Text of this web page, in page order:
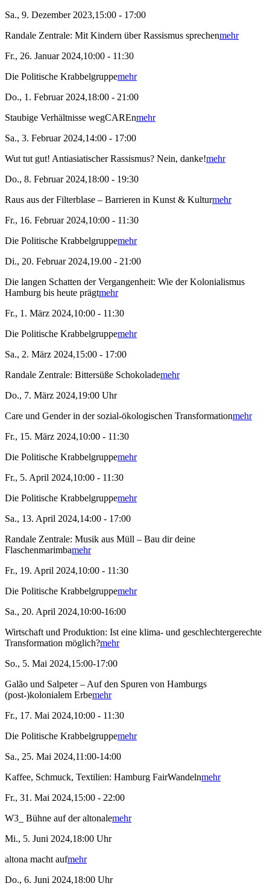
Sa., 9. Dezember 2023,15:00 - 17:00
Randale Zentrale: Mit Kindern über Rassismus sprechenmehr
Fr., 26. Januar 2024,10:00 - 11:30
Die Politische Krabbelgruppemehr
Do., 1. Februar 2024,18:00 - 21:00
Staubige Verhältnisse wegCAREnmehr
Sa., 3. Februar 2024,14:00 - 17:00
Wut tut gut! Antiasiatischer Rassismus? Nein, danke!mehr
Do., 8. Februar 2024,18:00 - 19:30
Raus aus der Filterblase – Barrieren in Kunst & Kulturmehr
Fr., 16. Februar 2024,10:00 - 11:30
Die Politische Krabbelgruppemehr
Di., 20. Februar 2024,19.00 - 21:00
Die langen Schatten der Vergangenheit: Wie der Kolonialismus
Hamburg bis heute prägtmehr
Fr., 1. März 2024,10:00 - 11:30
Die Politische Krabbelgruppemehr
Sa., 2. März 2024,15:00 - 17:00
Randale Zentrale: Bittersüße Schokolademehr
Do., 7. März 2024,19:00 Uhr
Care und Gender in der sozial-ökologischen Transformationmehr
Fr., 15. März 2024,10:00 - 11:30
Die Politische Krabbelgruppemehr
Fr., 5. April 2024,10:00 - 11:30
Die Politische Krabbelgruppemehr
Sa., 13. April 2024,14:00 - 17:00
Randale Zentrale: Musik aus Müll – Bau dir deine
Flaschenmarimbamehr
Fr., 19. April 2024,10:00 - 11:30
Die Politische Krabbelgruppemehr
Sa., 20. April 2024,10:00-16:00
Wirtschaft und Produktion: Ist eine klima- und geschlechtergerechte
Transformation möglich?mehr
So., 5. Mai 2024,15:00-17:00
Galão und Salpeter – Auf den Spuren von Hamburgs
(post-)kolonialem Erbemehr
Fr., 17. Mai 2024,10:00 - 11:30
Die Politische Krabbelgruppemehr
Sa., 25. Mai 2024,11:00-14:00
Kaffee, Schmuck, Textilien: Hamburg FairWandelnmehr
Fr., 31. Mai 2024,15:00 - 22:00
W3_ Bühne auf der altonalemehr
Mi., 5. Juni 2024,18:00 Uhr
altona macht aufmehr
Do., 6. Juni 2024,18:00 Uhr